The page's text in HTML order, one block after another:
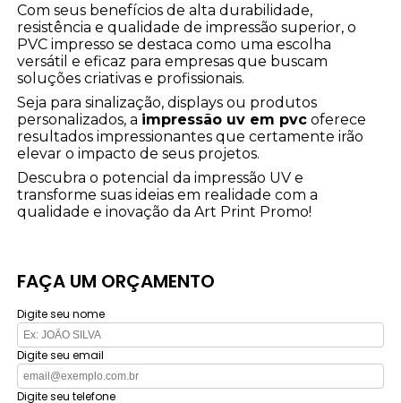
Com seus benefícios de alta durabilidade,
resistência e qualidade de impressão superior, o
PVC impresso se destaca como uma escolha
versátil e eficaz para empresas que buscam
soluções criativas e profissionais.
Seja para sinalização, displays ou produtos
personalizados, a impressão uv em pvc oferece
resultados impressionantes que certamente irão
elevar o impacto de seus projetos.
Descubra o potencial da impressão UV e
transforme suas ideias em realidade com a
qualidade e inovação da Art Print Promo!
FAÇA UM ORÇAMENTO
Digite seu nome
Digite seu email
Digite seu telefone